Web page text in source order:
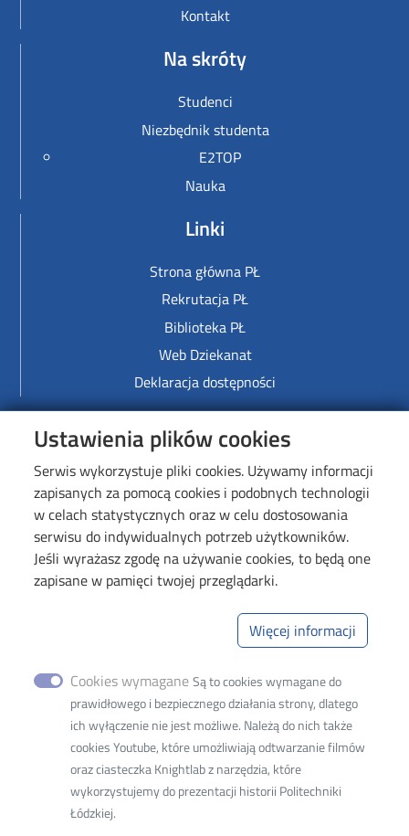
Ustawienia plików cookies
Serwis wykorzystuje pliki cookies. Używamy informacji
zapisanych za pomocą cookies i podobnych technologii
w celach statystycznych oraz w celu dostosowania
serwisu do indywidualnych potrzeb użytkowników.
Jeśli wyrażasz zgodę na używanie cookies, to będą one
zapisane w pamięci twojej przeglądarki.
Więcej informacji
Cookies wymagane Są to cookies wymagane do
prawidłowego i bezpiecznego działania strony, dlatego
ich wyłączenie nie jest możliwe. Należą do nich także
cookies Youtube, które umożliwiają odtwarzanie filmów
oraz ciasteczka Knightlab z narzędzia, które
wykorzystujemy do prezentacji historii Politechniki
Łódzkiej.
Image
Politechnika Łódzka
Wydział Organizacji i Zarządzania
93-005 Łódź, ul. Wólczańska 221
Adres do korespondencji:
90-924 Łódź
ul. Żeromskiego 116
Adres do doręczeń elektronicznych (ADE):AE:PL-
77859-99877-ERVVB-29
Kontakt
Na skróty
Studenci
Niezbędnik studenta
E2TOP
Nauka
Linki
Strona główna PŁ
Rekrutacja PŁ
Biblioteka PŁ
Web Dziekanat
Deklaracja dostępności